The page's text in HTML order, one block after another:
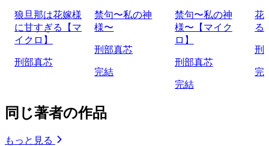
狼旦那は花嫁様
に甘すぎる【マ
イクロ】
刑部真芯
禁句〜私の神
様〜
刑部真芯
完結
禁句〜私の神
様〜【マイク
ロ】
刑部真芯
完結
花
る
刑
完
同じ著者の作品
もっと見る